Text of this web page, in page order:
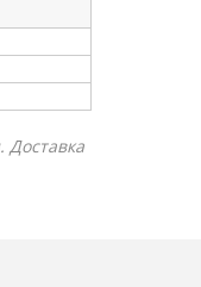
Доставка